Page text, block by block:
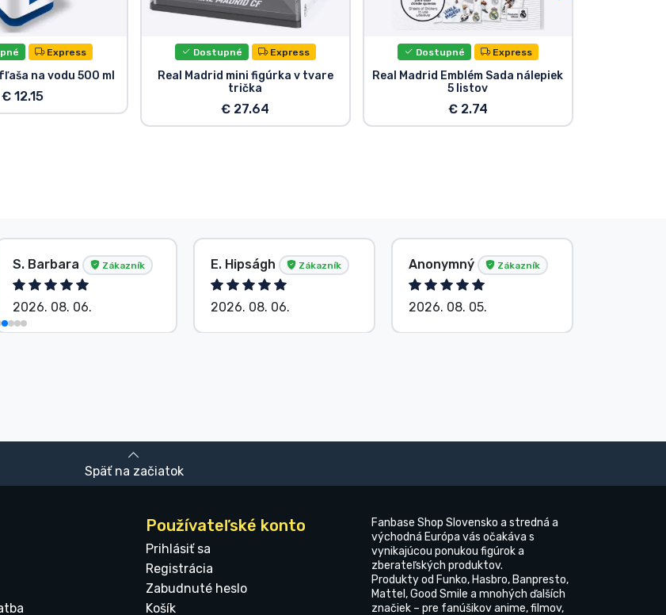
Express
na vodu 500 ml
€ 12.15
Dostupné Express
Real Madrid mini figúrka v tvare
trička
€ 27.64
Dostupné Express
Real Madrid Emblém Sada nálepiek
5 listov
€ 2.74
S. Barbara Zákazník
2026. 08. 06.
E. Hipságh Zákazník
2026. 08. 06.
Anonymný Zákazník
2026. 08. 05.
Späť na začiatok
Používateľské konto
Prihlásiť sa
Registrácia
Zabudnuté heslo
Košík
Fanbase Shop Slovensko a stredná a
východná Európa vás očakáva s
vynikajúcou ponukou figúrok a
zberateľských produktov.
Produkty od Funko, Hasbro, Banpresto,
Mattel, Good Smile a mnohých ďalších
značiek – pre fanúšikov anime, filmov,